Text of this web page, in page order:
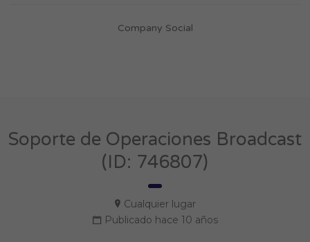
Company Social
Soporte de Operaciones Broadcast
(ID: 746807)
Cualquier lugar
Publicado hace 10 años